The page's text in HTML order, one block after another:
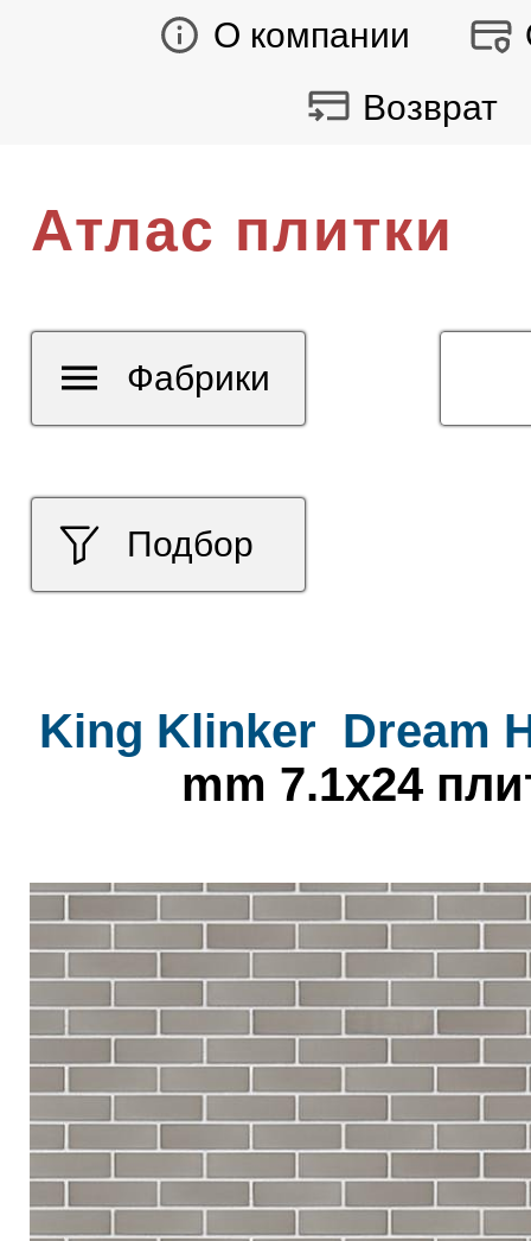
О компании
Возврат
Атлас плитки
Подбор
Фабрики
King Klinker Dream
mm 7.1x24